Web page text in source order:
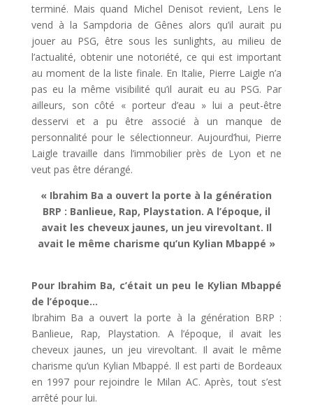
terminé. Mais quand Michel Denisot revient, Lens le
vend à la Sampdoria de Gênes alors qu’il aurait pu
jouer au PSG, être sous les sunlights, au milieu de
l’actualité, obtenir une notoriété, ce qui est important
au moment de la liste finale. En Italie, Pierre Laigle n’a
pas eu la même visibilité qu’il aurait eu au PSG. Par
ailleurs, son côté « porteur d’eau » lui a peut-être
desservi et a pu être associé à un manque de
personnalité pour le sélectionneur. Aujourd’hui, Pierre
Laigle travaille dans l’immobilier près de Lyon et ne
veut pas être dérangé.
« Ibrahim Ba a ouvert la porte à la génération
BRP : Banlieue, Rap, Playstation. A l’époque, il
avait les cheveux jaunes, un jeu virevoltant. Il
avait le même charisme qu’un Kylian Mbappé »
Pour Ibrahim Ba, c’était un peu le Kylian Mbappé
de l’époque…
Ibrahim Ba a ouvert la porte à la génération BRP :
Banlieue, Rap, Playstation. A l’époque, il avait les
cheveux jaunes, un jeu virevoltant. Il avait le même
charisme qu’un Kylian Mbappé. Il est parti de Bordeaux
en 1997 pour rejoindre le Milan AC. Après, tout s’est
arrêté pour lui.